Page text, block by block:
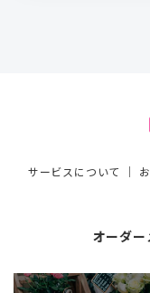
サービスについて ｜
オーダ